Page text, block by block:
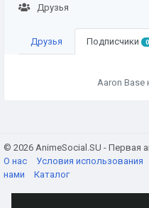
Друзья
Друзья Подписчики 0
Aaron Base
© 2026 AnimeSocial.SU - Первая
О нас
Условия использования
нами
Каталог